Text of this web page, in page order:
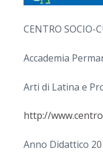
CENTRO SOCIO-
Accademia
Arti di Latina e
http://
Anno Didattico